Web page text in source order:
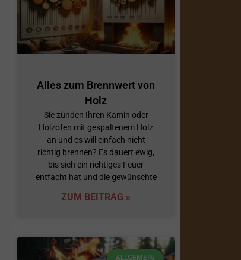
Alles zum Brennwert von
Holz
Sie zünden Ihren Kamin oder
Holzofen mit gespaltenem Holz
an und es will einfach nicht
richtig brennen? Es dauert ewig,
bis sich ein richtiges Feuer
entfacht hat und die gewünschte
ZUM BEITRAG »
ALLGEMEIN